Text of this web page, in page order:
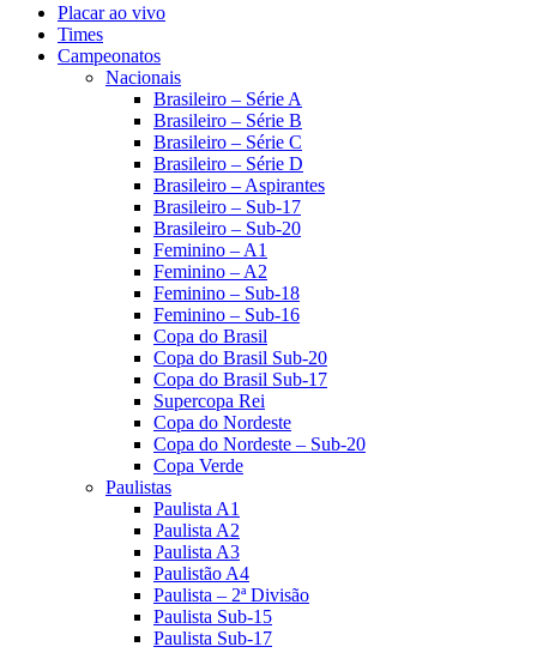
Placar ao vivo
Times
Campeonatos
Nacionais
Brasileiro – Série A
Brasileiro – Série B
Brasileiro – Série C
Brasileiro – Série D
Brasileiro – Aspirantes
Brasileiro – Sub-17
Brasileiro – Sub-20
Feminino – A1
Feminino – A2
Feminino – Sub-18
Feminino – Sub-16
Copa do Brasil
Copa do Brasil Sub-20
Copa do Brasil Sub-17
Supercopa Rei
Copa do Nordeste
Copa do Nordeste – Sub-20
Copa Verde
Paulistas
Paulista A1
Paulista A2
Paulista A3
Paulistão A4
Paulista – 2ª Divisão
Paulista Sub-15
Paulista Sub-17